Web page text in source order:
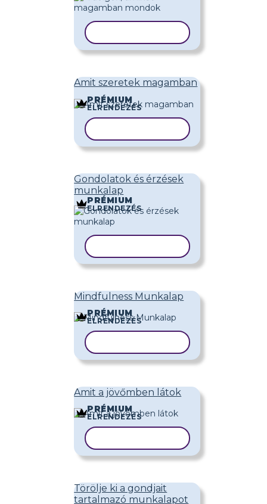
Amit szeretek magamban
PRÉMIUM
ELRENDEZÉS
Gondolatok és érzések
munkalap
PRÉMIUM
ELRENDEZÉS
Mindfulness Munkalap
PRÉMIUM
ELRENDEZÉS
Amit a jövőmben látok
PRÉMIUM
ELRENDEZÉS
Törölje ki a gondjait
tartalmazó munkalapot